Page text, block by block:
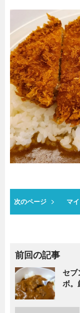
次のページ マ
前回の記事
セブ
ボ。